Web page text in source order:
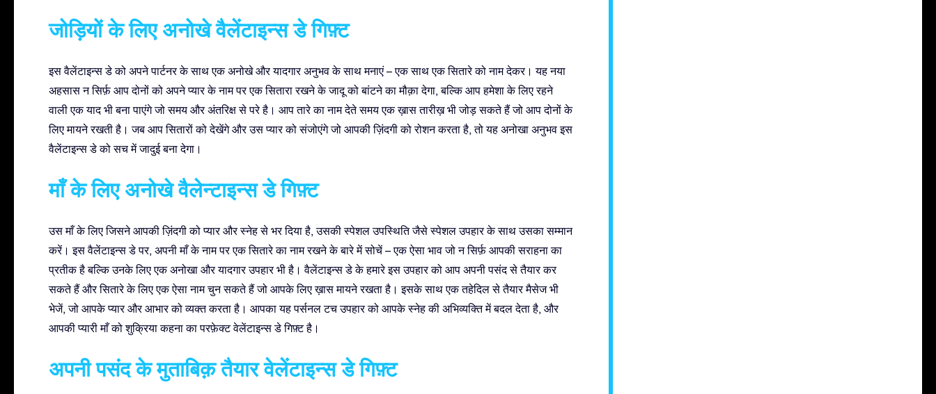
जोड़ियों के लिए अनोखे वैलेंटाइन्स डे गिफ़्ट
इस वैलेंटाइन्स डे को अपने पार्टनर के साथ एक अनोखे और यादगार अनुभव के साथ मनाएं – एक साथ एक सितारे को नाम देकर। यह नया
अहसास न सिर्फ़ आप दोनों को अपने प्यार के नाम पर एक सितारा रखने के जादू को बांटने का मौक़ा देगा, बल्कि आप हमेशा के लिए रहने
वाली एक याद भी बना पाएंगे जो समय और अंतरिक्ष से परे है। आप तारे का नाम देते समय एक ख़ास तारीख़ भी जोड़ सकते हैं जो आप दोनों के
लिए मायने रखती है। जब आप सितारों को देखेंगे और उस प्यार को संजोएंगे जो आपकी ज़िंदगी को रोशन करता है, तो यह अनोखा अनुभव इस
वैलेंटाइन्स डे को सच में जादुई बना देगा।
माँ के लिए अनोखे वैलेन्टाइन्स डे गिफ़्ट
उस माँ के लिए जिसने आपकी ज़िंदगी को प्यार और स्नेह से भर दिया है, उसकी स्पेशल उपस्थिति जैसे स्पेशल उपहार के साथ उसका सम्मान
करें। इस वैलेंटाइन्स डे पर, अपनी माँ के नाम पर एक सितारे का नाम रखने के बारे में सोचें – एक ऐसा भाव जो न सिर्फ़ आपकी सराहना का
प्रतीक है बल्कि उनके लिए एक अनोखा और यादगार उपहार भी है। वैलेंटाइन्स डे के हमारे इस उपहार को आप अपनी पसंद से तैयार कर
सकते हैं और सितारे के लिए एक ऐसा नाम चुन सकते हैं जो आपके लिए ख़ास मायने रखता है। इसके साथ एक तहेदिल से तैयार मैसेज भी
भेजें, जो आपके प्यार और आभार को व्यक्त करता है। आपका यह पर्सनल टच उपहार को आपके स्नेह की अभिव्यक्ति में बदल देता है, और
आपकी प्यारी माँ को शुक्रिया कहना का परफ़ेक्ट वेलेंटाइन्स डे गिफ़्ट है।
अपनी पसंद के मुताबिक़ तैयार वेलेंटाइन्स डे गिफ़्ट